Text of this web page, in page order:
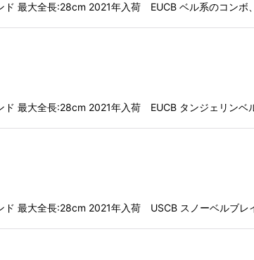
最大全長:28cm 2021年入荷 EUCB ベル系のコンボ
最大全長:28cm 2021年入荷 EUCB タンジェリンベ
最大全長:28cm 2021年入荷 USCB スノーベルブレ